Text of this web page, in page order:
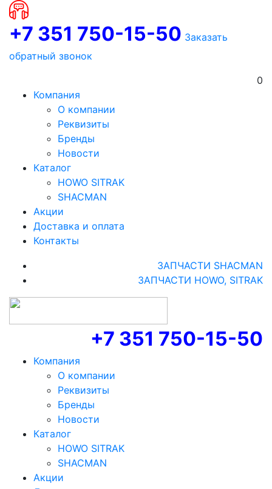
+7 351 750-15-50 Заказать
обратный звонок
0
Компания
О компании
Реквизиты
Бренды
Новости
Каталог
HOWO SITRAK
SHACMAN
Акции
Доставка и оплата
Контакты
ЗАПЧАСТИ SHACMAN
ЗАПЧАСТИ HOWO, SITRAK
+7 351 750-15-50
Компания
О компании
Реквизиты
Бренды
Новости
Каталог
HOWO SITRAK
SHACMAN
Акции